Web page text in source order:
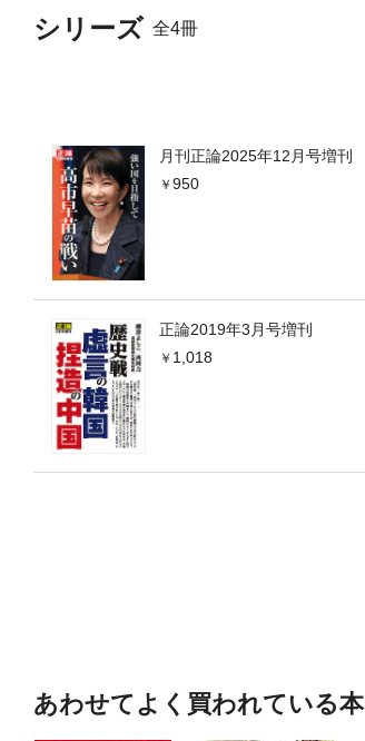
シリーズ 全4冊
月刊正論2025年12月号増刊
950
正論2019年3月号増刊
1,018
あわせてよく買われている本